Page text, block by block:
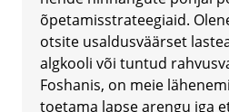
õpetamisstrateegiaid.
otsite usaldusväärset
algkooli või tuntud
Foshanis, on meie
toetama lapse arengu iga